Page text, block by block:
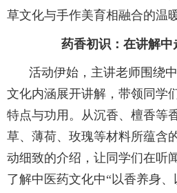
草文化与手作美育相融合的温
药香初识：在讲解中
活动伊始，主讲老师围绕
文化内涵展开讲解，带领同学
特点与功用。从沉香、檀香等
草、薄荷、玫瑰等材料所蕴含
动细致的介绍，让同学们在听
了解中医药文化中“以香养身